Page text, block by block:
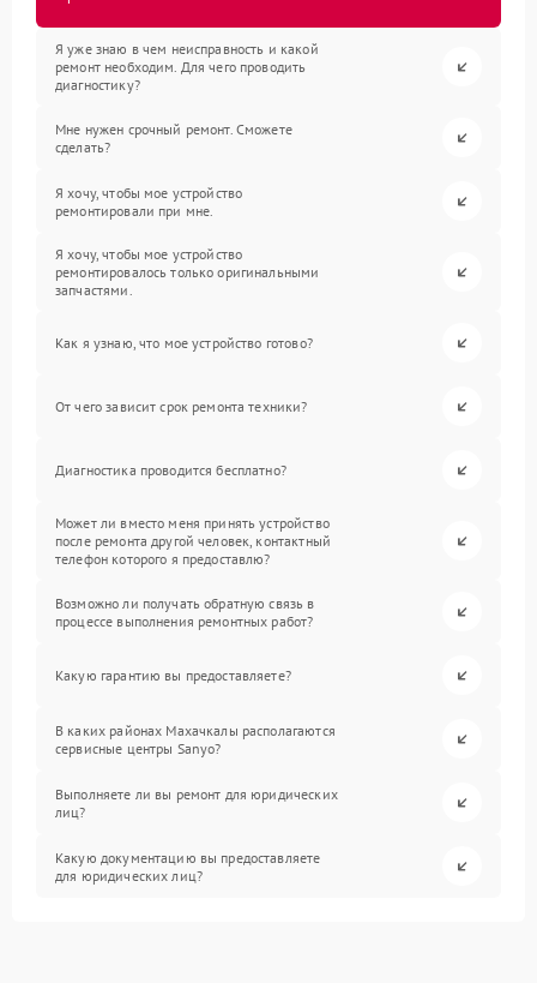
Я уже знаю в чем неисправность и какой
ремонт необходим. Для чего проводить
диагностику?
Мне нужен срочный ремонт. Сможете
сделать?
Я хочу, чтобы мое устройство
ремонтировали при мне.
Я хочу, чтобы мое устройство
ремонтировалось только оригинальными
запчастями.
Как я узнаю, что мое устройство готово?
От чего зависит срок ремонта техники?
Диагностика проводится бесплатно?
Может ли вместо меня принять устройство
после ремонта другой человек, контактный
телефон которого я предоставлю?
Возможно ли получать обратную связь в
процессе выполнения ремонтных работ?
Какую гарантию вы предоставляете?
В каких районах Махачкалы располагаются
сервисные центры Sanyo?
Выполняете ли вы ремонт для юридических
лиц?
Какую документацию вы предоставляете
для юридических лиц?